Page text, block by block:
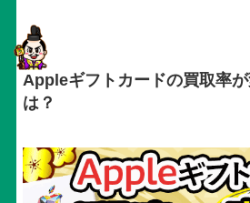
Appleギフトカードの買取率
は？